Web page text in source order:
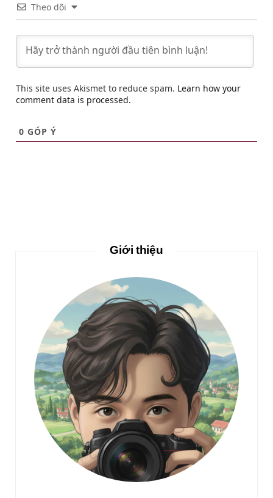
Theo dõi
This site uses Akismet to reduce spam. Learn how your
comment data is processed.
0 GÓP Ý
Giới thiệu